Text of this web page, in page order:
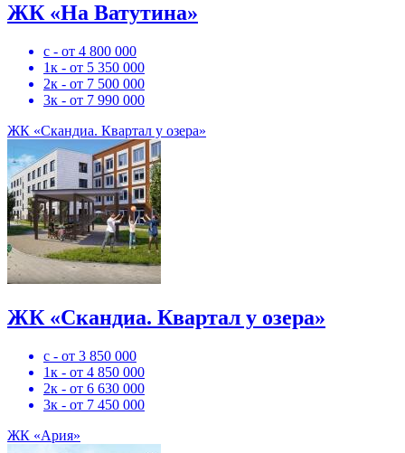
ЖК «На Ватутина»
с - от 4 800 000
1к - от 5 350 000
2к - от 7 500 000
3к - от 7 990 000
ЖК «Скандиа. Квартал у озера»
ЖК «Скандиа. Квартал у озера»
с - от 3 850 000
1к - от 4 850 000
2к - от 6 630 000
3к - от 7 450 000
ЖК «Ария»